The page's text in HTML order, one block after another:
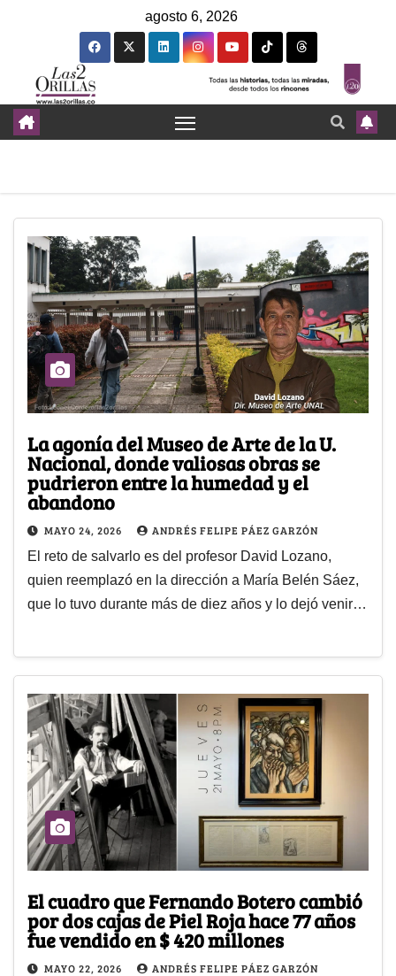
agosto 6, 2026
La agonía del Museo de Arte de la U.
Nacional, donde valiosas obras se
pudrieron entre la humedad y el
abandono
MAYO 24, 2026 ANDRÉS FELIPE PÁEZ GARZÓN
El reto de salvarlo es del profesor David Lozano,
quien reemplazó en la dirección a María Belén Sáez,
que lo tuvo durante más de diez años y lo dejó venir…
El cuadro que Fernando Botero cambió
por dos cajas de Piel Roja hace 77 años
fue vendido en $ 420 millones
MAYO 22, 2026 ANDRÉS FELIPE PÁEZ GARZÓN